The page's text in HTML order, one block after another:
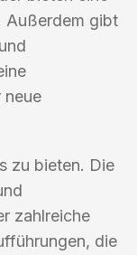
Außerdem gibt
neue
zu bieten. Die
zahlreiche
die